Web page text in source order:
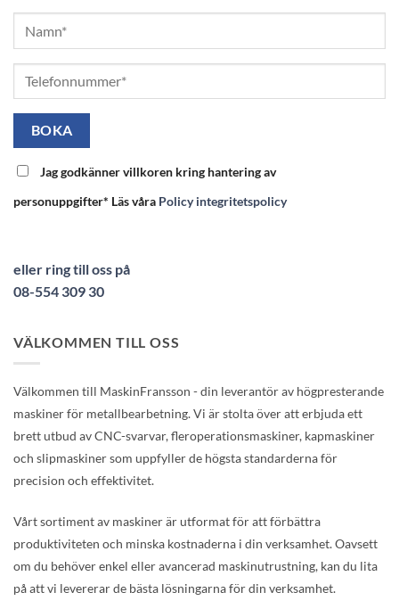
Jag godkänner villkoren kring hantering av
personuppgifter* Läs våra Policy integritetspolicy
eller ring till oss på
08-554 309 30
VÄLKOMMEN TILL OSS
Välkommen till MaskinFransson - din leverantör av högpresterande
maskiner för metallbearbetning. Vi är stolta över att erbjuda ett
brett utbud av CNC-svarvar, fleroperationsmaskiner, kapmaskiner
och slipmaskiner som uppfyller de högsta standarderna för
precision och effektivitet.
Vårt sortiment av maskiner är utformat för att förbättra
produktiviteten och minska kostnaderna i din verksamhet. Oavsett
om du behöver enkel eller avancerad maskinutrustning, kan du lita
på att vi levererar de bästa lösningarna för din verksamhet.